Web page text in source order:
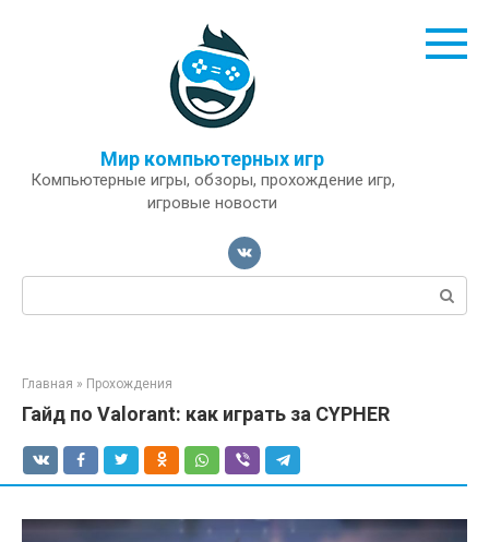
Мир компьютерных игр
Компьютерные игры, обзоры, прохождение игр,
игровые новости
Поиск:
Главная » Прохождения
Гайд по Valorant: как играть за CYPHER